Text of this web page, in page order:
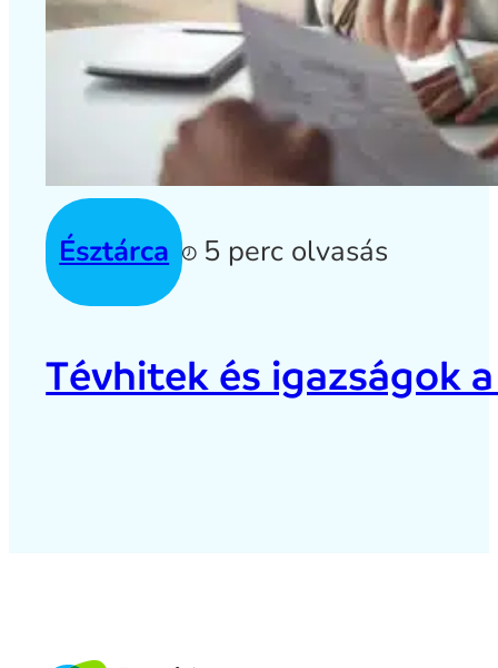
Észtárca 5 perc olvasás
Tévhitek és igazságok